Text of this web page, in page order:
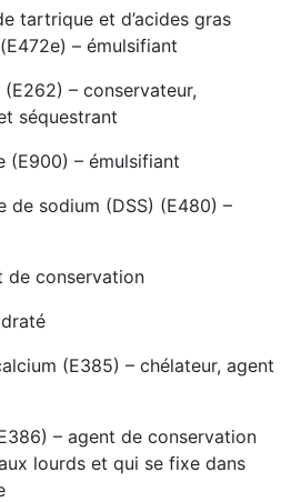
tartrique et d’acides gras
– émulsifiant
– conservateur,
séquestrant
(E900) – émulsifiant
de sodium (DSS) (E480) –
de conservation
(E385) – chélateur, agent
– agent de conservation
lourds et qui se fixe dans